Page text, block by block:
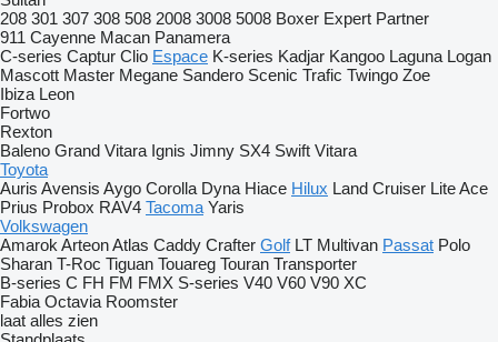
208 301 307 308 508 2008 3008 5008 Boxer Expert Partner
911 Cayenne Macan Panamera
C-series Captur Clio Espace K-series Kadjar Kangoo Laguna Logan
Mascott Master Megane Sandero Scenic Trafic Twingo Zoe
Ibiza Leon
Fortwo
Rexton
Baleno Grand Vitara Ignis Jimny SX4 Swift Vitara
Toyota
Auris Avensis Aygo Corolla Dyna Hiace Hilux Land Cruiser Lite Ace
Prius Probox RAV4 Tacoma Yaris
Volkswagen
Amarok ArteonAtlas Caddy Crafter Golf LT Multivan Passat Polo
Sharan T-Roc Tiguan Touareg Touran Transporter
B-series C FH FM FMX S-series V40 V60 V90 XC
Fabia Octavia Roomster
laat alles zien